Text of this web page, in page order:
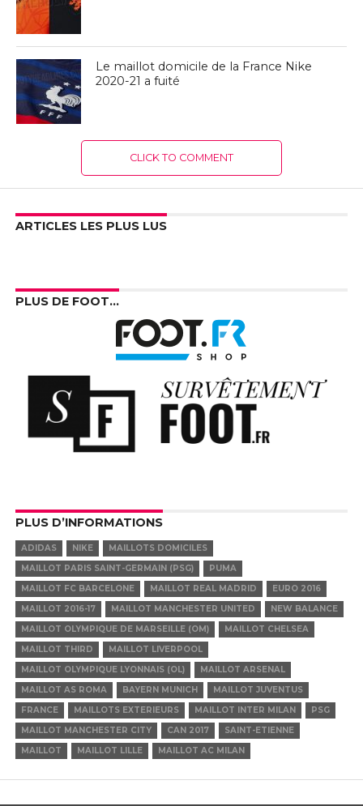
Le maillot domicile de la France Nike
2020-21 a fuité
CLICK TO COMMENT
ARTICLES LES PLUS LUS
PLUS DE FOOT…
PLUS D’INFORMATIONS
ADIDAS NIKE
MAILLOTS DOMICILES
MAILLOT PARIS SAINT-GERMAIN (PSG)
PUMA
MAILLOT FC BARCELONE
MAILLOT REAL MADRID
EURO 2016
MAILLOT 2016-17
MAILLOT MANCHESTER UNITED
NEW BALANCE
MAILLOT OLYMPIQUE DE MARSEILLE (OM)
MAILLOT CHELSEA
MAILLOT THIRD
MAILLOT LIVERPOOL
MAILLOT OLYMPIQUE LYONNAIS (OL)
MAILLOT ARSENAL
MAILLOT AS ROMA
BAYERN MUNICH
MAILLOT JUVENTUS
FRANCE
MAILLOTS EXTERIEURS MAILLOT INTER MILAN
PSG
MAILLOT MANCHESTER CITY
CAN 2017
SAINT-ETIENNE
MAILLOT
MAILLOT LILLE MAILLOT AC MILAN